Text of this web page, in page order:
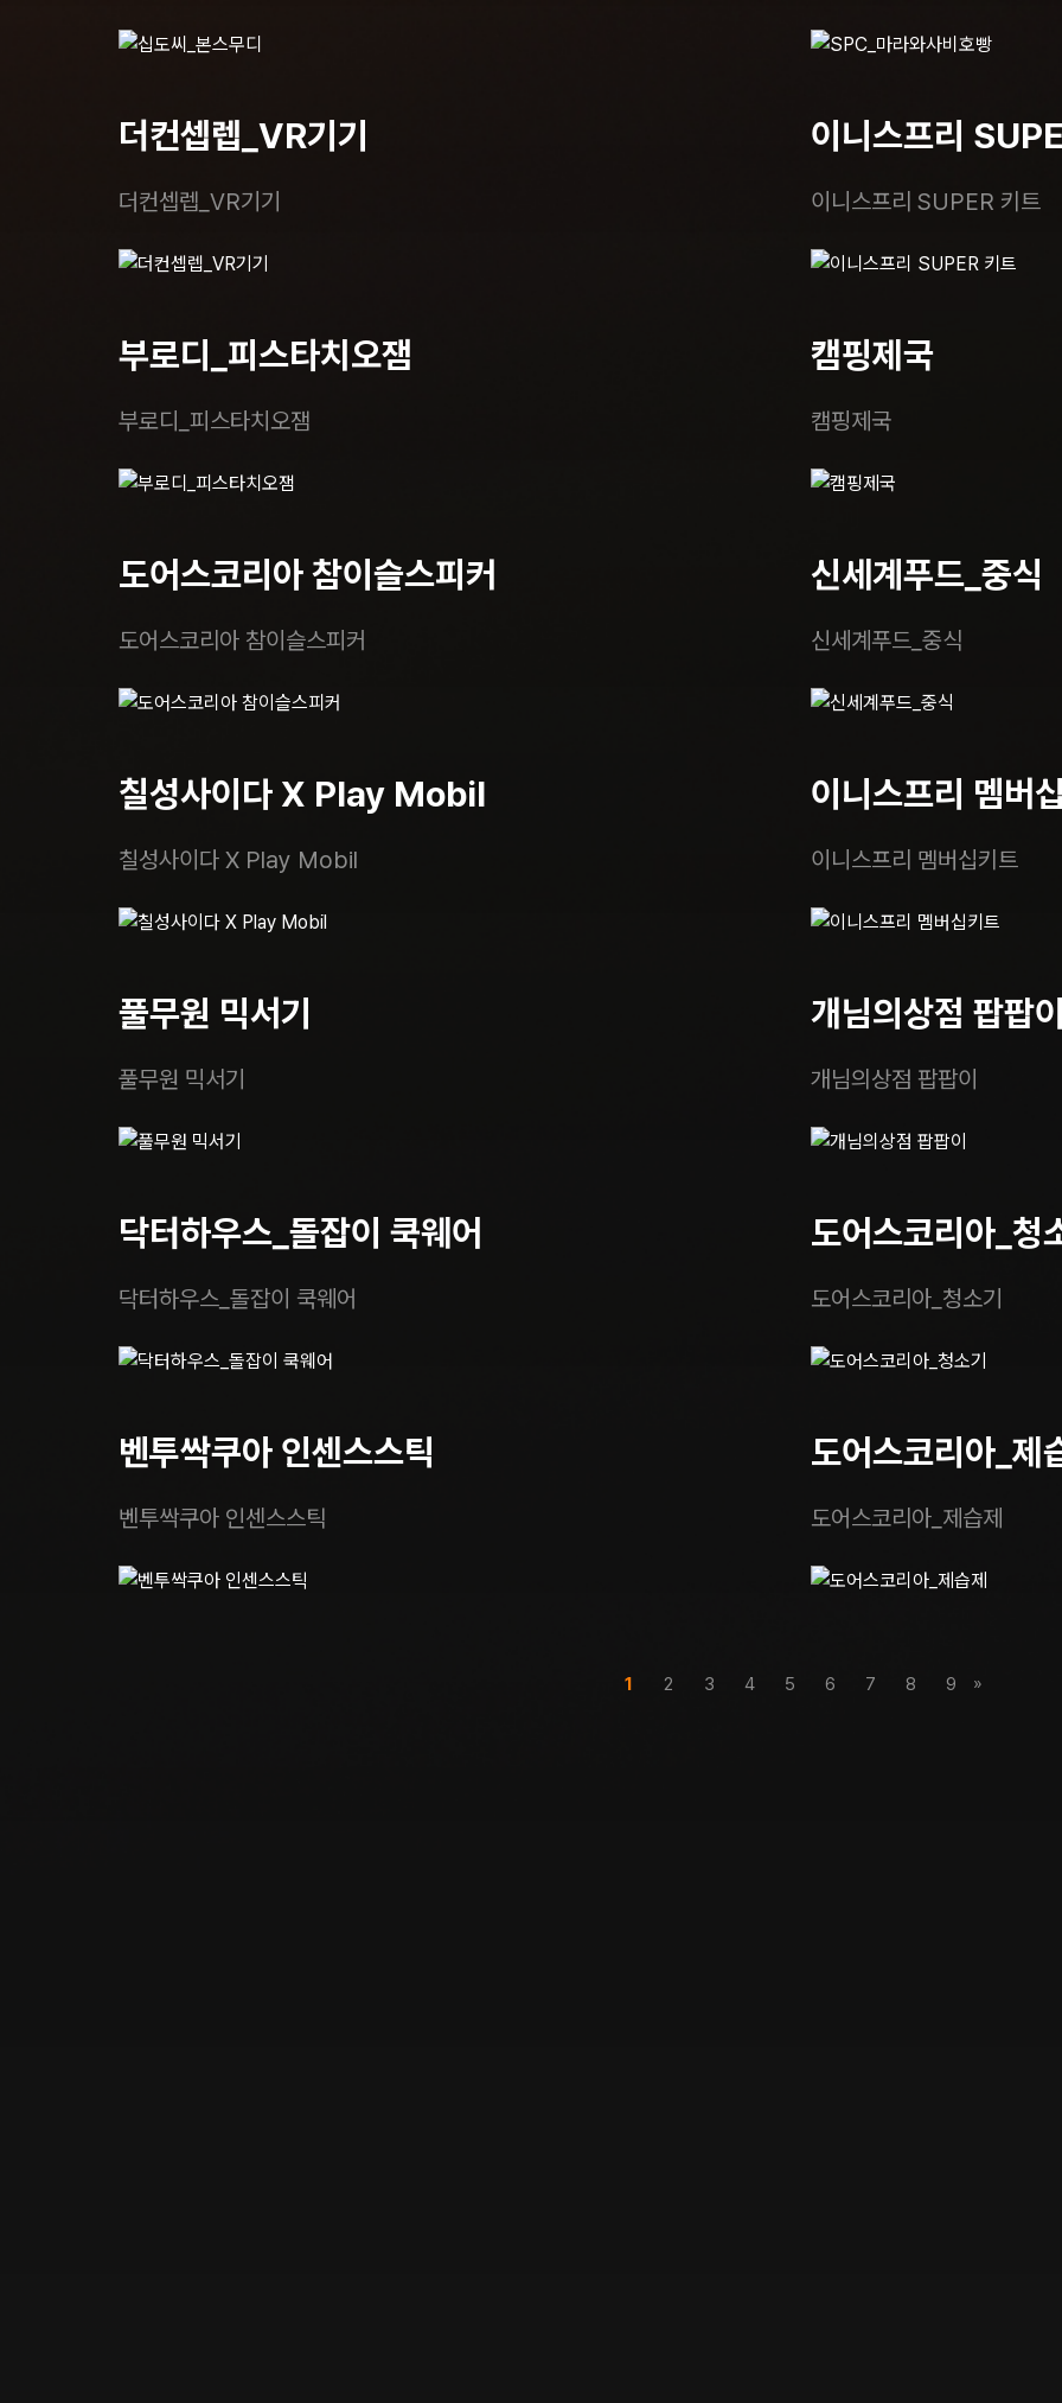
더컨셉렙_VR기기
더컨셉렙_VR기기
이니스프리
이니스프리 SUPER 키트
부로디_피스타치오잼
부로디_피스타치오잼
캠핑제국
캠핑제국
도어스코리아 참이슬스피커
도어스코리아 참이슬스피커
신세계푸드_중식
신세계푸드_중식
칠성사이다 X Play Mobil
칠성사이다 X Play Mobil
이니스프리 멤버
이니스프리 멤버십키트
풀무원 믹서기
풀무원 믹서기
개님의상점 팝팝
개님의상점 팝팝이
닥터하우스_돌잡이 쿡웨어
닥터하우스_돌잡이 쿡웨어
도어스코리아_청
도어스코리아_청소기
벤투싹쿠아 인센스스틱
벤투싹쿠아 인센스스틱
도어스코리아_제
도어스코리아_제습제
1 2 3 4 5 6 7 8 9 »